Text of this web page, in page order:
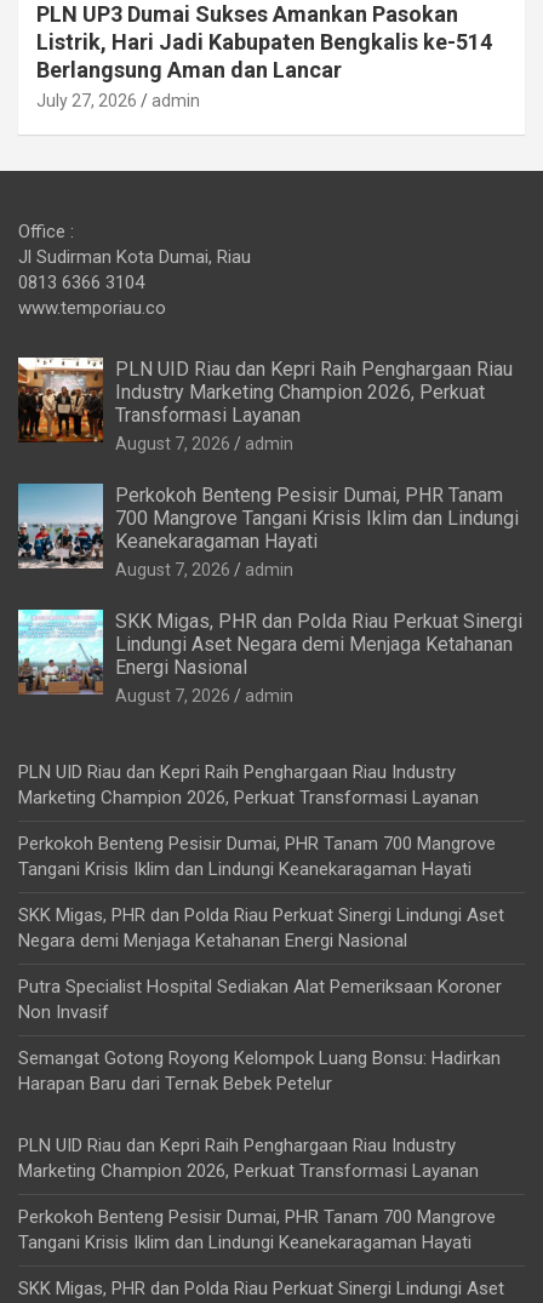
PLN UP3 Dumai Sukses Amankan Pasokan
Listrik, Hari Jadi Kabupaten Bengkalis ke-514
Berlangsung Aman dan Lancar
July 27, 2026 admin
Office :
Jl Sudirman Kota Dumai, Riau
0813 6366 3104
www.temporiau.co
PLN UID Riau dan Kepri Raih Penghargaan Riau
Industry Marketing Champion 2026, Perkuat
Transformasi Layanan
August 7, 2026 admin
Perkokoh Benteng Pesisir Dumai, PHR Tanam
700 Mangrove Tangani Krisis Iklim dan Lindungi
Keanekaragaman Hayati
August 7, 2026 admin
SKK Migas, PHR dan Polda Riau Perkuat Sinergi
Lindungi Aset Negara demi Menjaga Ketahanan
Energi Nasional
August 7, 2026 admin
PLN UID Riau dan Kepri Raih Penghargaan Riau Industry
Marketing Champion 2026, Perkuat Transformasi Layanan
Perkokoh Benteng Pesisir Dumai, PHR Tanam 700 Mangrove
Tangani Krisis Iklim dan Lindungi Keanekaragaman Hayati
SKK Migas, PHR dan Polda Riau Perkuat Sinergi Lindungi Aset
Negara demi Menjaga Ketahanan Energi Nasional
Putra Specialist Hospital Sediakan Alat Pemeriksaan Koroner
Non Invasif
Semangat Gotong Royong Kelompok Luang Bonsu: Hadirkan
Harapan Baru dari Ternak Bebek Petelur
PLN UID Riau dan Kepri Raih Penghargaan Riau Industry
Marketing Champion 2026, Perkuat Transformasi Layanan
Perkokoh Benteng Pesisir Dumai, PHR Tanam 700 Mangrove
Tangani Krisis Iklim dan Lindungi Keanekaragaman Hayati
SKK Migas, PHR dan Polda Riau Perkuat Sinergi Lindungi Aset